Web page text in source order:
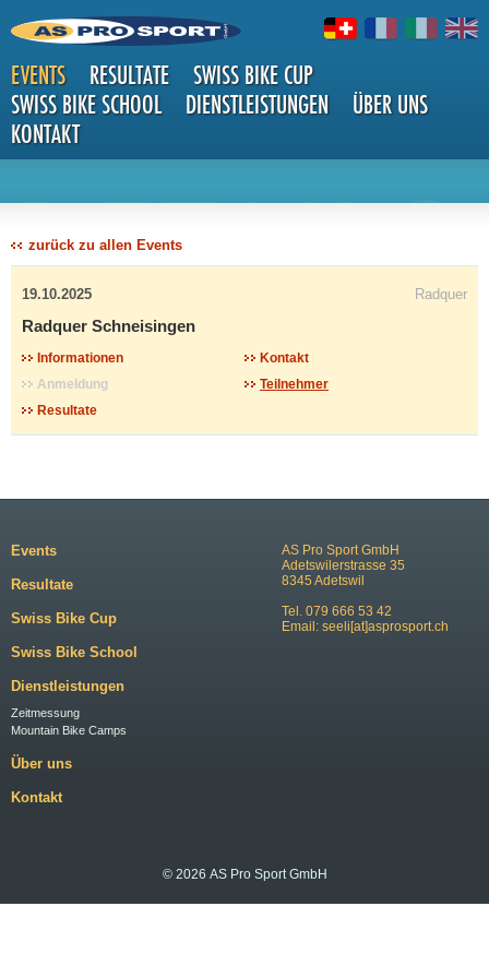
EVENTS RESULTATE
SWISS BIKE CUP
SWISS BIKE SCHOOL
DIENSTLEISTUNGEN
ÜBER UNS
KONTAKT
DETAILS
zurück zu allen Events
19.10.2025 Radquer
Radquer Schneisingen
Informationen
Kontakt
Anmeldung
Teilnehmer
Resultate
AS Pro Sport GmbH
Adetswilerstrasse 35
8345 Adetswil
Tel. 079 666 53 42
Email: seeli[at]asprosport.ch
Events
Resultate
Swiss Bike Cup
Swiss Bike School
Dienstleistungen
Zeitmessung
Mountain Bike Camps
Über uns
Kontakt
© 2026 AS Pro Sport GmbH